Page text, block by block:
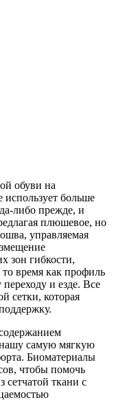
обуви на
использует больше
либо прежде, и
плюшевое, но
управляемая
зон гибкости,
время как профиль
переходу и езде. Все
сетки, которая
нашу самую мягкую
Биоматериалы
чтобы помочь
сетчатой ткани с